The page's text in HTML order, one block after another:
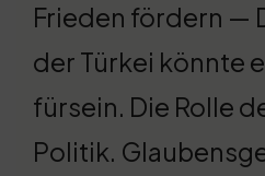
Frieden fördern —
der Türkei könnte
fürsein. Die Rolle
Politik.